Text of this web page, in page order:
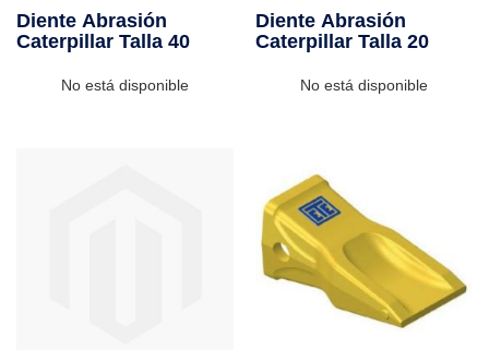
Diente Abrasión
Caterpillar Talla 40
No está disponible
Diente Abrasión
Caterpillar Talla 20
No está disponible